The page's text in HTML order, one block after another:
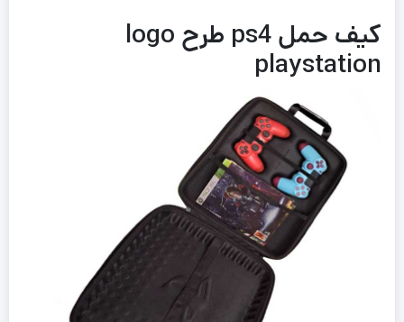
کیف حمل ps4 طرح logo
playstation